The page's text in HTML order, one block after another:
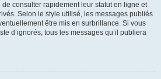
consulter rapidement leur statut en ligne et
Selon le style utilisé, les messages publiés
être mis en surbrillance. Si vous
d’ignorés, tous les messages qu’il publiera